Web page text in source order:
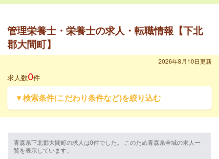
管理栄養士・栄養士の求人・転職情報【下北
郡大間町】
2026年8月10日更新
求人数0件
▼検索条件(こだわり条件など)を絞り込む
青森県下北郡大間町の求人は0件でした。 このため青森県全域の求人一
覧を表示しています。